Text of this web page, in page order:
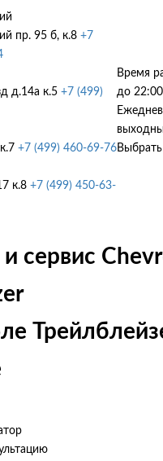
пр. 95 б, к.8 +7
д.14а к.5 +7 (499)
+7 (499) 460-69-76
к.8 +7 (499) 450-63-
Время
до 22:00
и сервис